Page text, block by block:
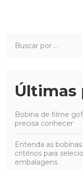
Últimas
Bobina de filme
precisa conhecer
Entenda as
critérios para
embalagens